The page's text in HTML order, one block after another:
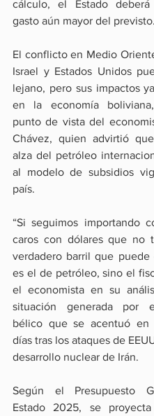
cálculo, el Estado
gasto aún mayor del previsto.
El conflicto en Medio
Israel y Estados Unidos
lejano, pero sus impactos
en la economía
punto de vista del
Chávez, quien advirtió
alza del petróleo
al modelo de subsidios
país.
“Si seguimos importando
caros con dólares que no
verdadero barril que puede
es el de petróleo, sino el
el economista en su
situación generada por
bélico que se acentuó en
días tras los ataques de
desarrollo nuclear de Irán.
Según el Presupuesto
Estado 2025, se